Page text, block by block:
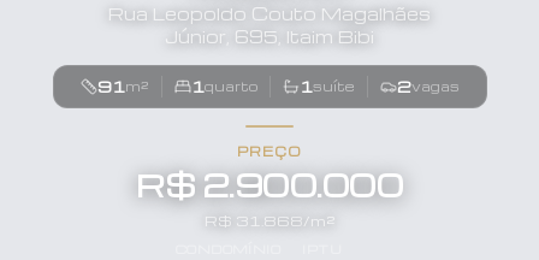
Rua Leopoldo Couto Magalhães
Júnior, 695, Itaim Bibi
91m² 1quarto 1suíte 2vagas
PREÇO
R$ 2.900.000
R$ 31.868/m²